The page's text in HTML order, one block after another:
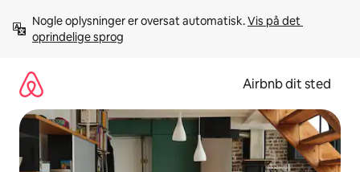
videre
Nogle oplysninger er oversat automatisk. Vis på det
oprindelige sprog
Airbnb dit sted